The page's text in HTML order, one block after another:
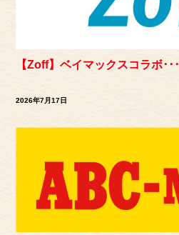
【Zoff】ベイマックスコラボ･･･
2026年7月17日